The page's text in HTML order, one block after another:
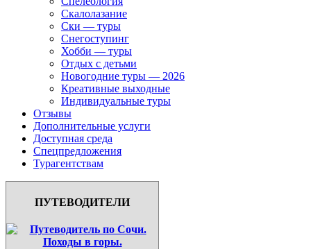
Скалолазание
Ски — туры
Снегоступинг
Хобби — туры
Отдых с детьми
Новогодние туры — 2026
Креативные выходные
Индивидуальные туры
Отзывы
Дополнительные услуги
Доступная среда
Спецпредложения
Турагентствам
ПУТЕВОДИТЕЛИ